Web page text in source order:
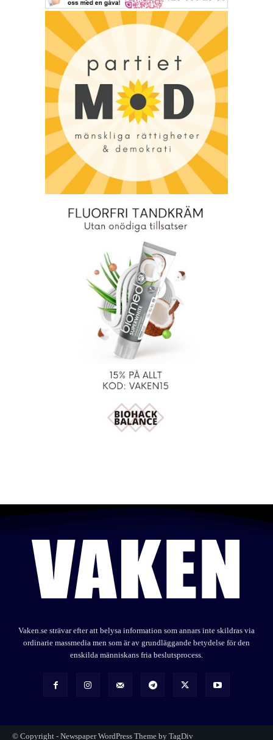
Vaken.se strävar efter att belysa information som annars inte skildras via
ordinarie massmedia men som är av grundläggande betydelse för den
enskilda människans fria beslutsprocess.
© Copyright - Newspaper WordPress Theme by TagDiv